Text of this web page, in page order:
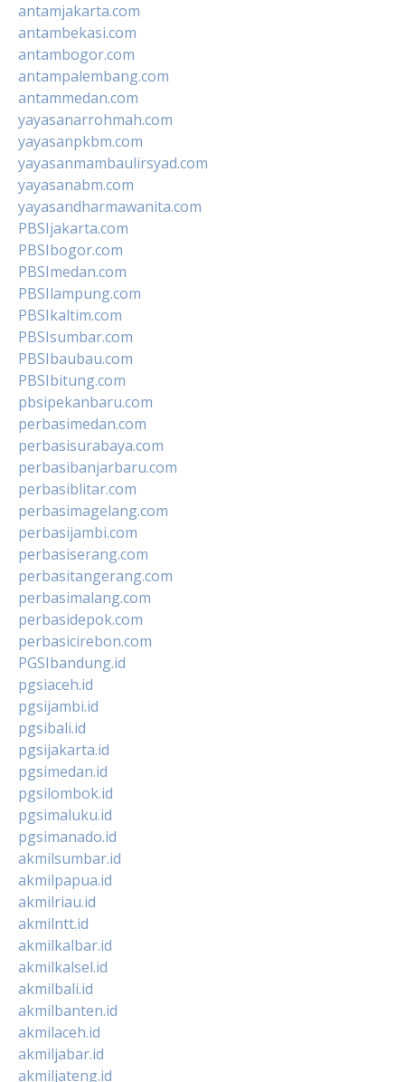
antamjakarta.com
antambekasi.com
antambogor.com
antampalembang.com
antammedan.com
yayasanarrohmah.com
yayasanpkbm.com
yayasanmambaulirsyad.com
yayasanabm.com
yayasandharmawanita.com
PBSIjakarta.com
PBSIbogor.com
PBSImedan.com
PBSIlampung.com
PBSIkaltim.com
PBSIsumbar.com
PBSIbaubau.com
PBSIbitung.com
pbsipekanbaru.com
perbasimedan.com
perbasisurabaya.com
perbasibanjarbaru.com
perbasiblitar.com
perbasimagelang.com
perbasijambi.com
perbasiserang.com
perbasitangerang.com
perbasimalang.com
perbasidepok.com
perbasicirebon.com
PGSIbandung.id
pgsiaceh.id
pgsijambi.id
pgsibali.id
pgsijakarta.id
pgsimedan.id
pgsilombok.id
pgsimaluku.id
pgsimanado.id
akmilsumbar.id
akmilpapua.id
akmilriau.id
akmilntt.id
akmilkalbar.id
akmilkalsel.id
akmilbali.id
akmilbanten.id
akmilaceh.id
akmiljabar.id
akmiljateng.id